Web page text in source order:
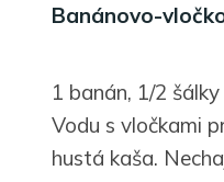
Banánovo-
1 banán, 1/2
Vodu s vločkami
hustá kaša.